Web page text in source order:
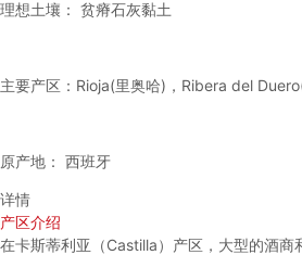
理想土壤： 贫瘠石灰黏土
主要产区：Rioja(里奥哈)，Ribera del
原产地： 西班牙
详情
产区介绍
在卡斯蒂利亚（Castilla）产区，大型的酒商